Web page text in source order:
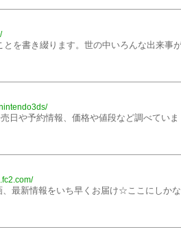
とを書き綴ります。世の中いろんな出来事
日や予約情報、価格や値段など調べていま
、最新情報をいち早くお届け☆ここにしかな